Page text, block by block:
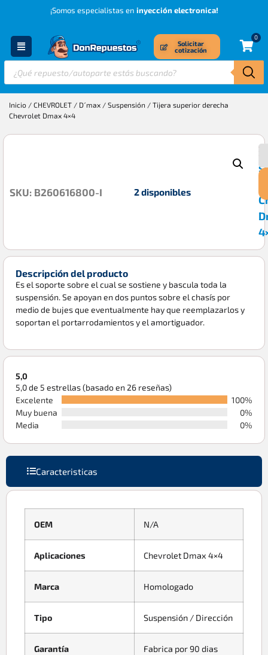
¡Somos especialistas en inyección electronica!
Solicitar
cotización
0
Inicio / CHEVROLET / D´max / Suspensión / Tijera superior derecha
Chevrolet Dmax 4×4
SKU: B260616800-I 2 disponibles
Descripción del producto
Es el soporte sobre el cual se sostiene y bascula toda la
suspensión. Se apoyan en dos puntos sobre el chasís por
medio de bujes que eventualmente hay que reemplazarlos y
soportan el portarrodamientos y el amortiguador.
5,0
5,0 de 5 estrellas (basado en 26 reseñas)
Excelente
100%
Muy buena
0%
Media
0%
Caracteristicas
OEM N/A
Aplicaciones Chevrolet Dmax 4×4
Marca Homologado
Tipo Suspensión / Dirección
Garantía
Fabrica por 90 dias